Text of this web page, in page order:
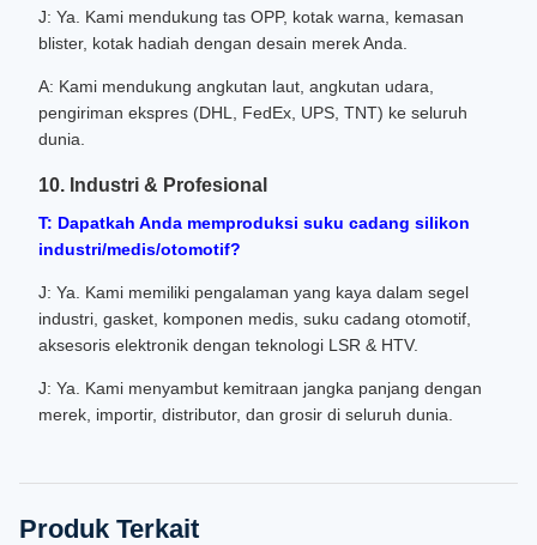
J: Ya. Kami mendukung tas OPP, kotak warna, kemasan
blister, kotak hadiah dengan desain merek Anda.
A: Kami mendukung angkutan laut, angkutan udara,
pengiriman ekspres (DHL, FedEx, UPS, TNT) ke seluruh
dunia.
10. Industri & Profesional
T: Dapatkah Anda memproduksi suku cadang silikon
industri/medis/otomotif?
J: Ya. Kami memiliki pengalaman yang kaya dalam segel
industri, gasket, komponen medis, suku cadang otomotif,
aksesoris elektronik dengan teknologi LSR & HTV.
J: Ya. Kami menyambut kemitraan jangka panjang dengan
merek, importir, distributor, dan grosir di seluruh dunia.
Produk Terkait